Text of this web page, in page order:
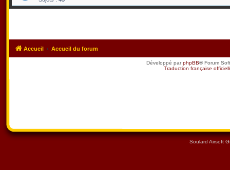
Accueil Accueil du forum
Développé parphpBB® Forum
Traduction française
Soulard Airsoft